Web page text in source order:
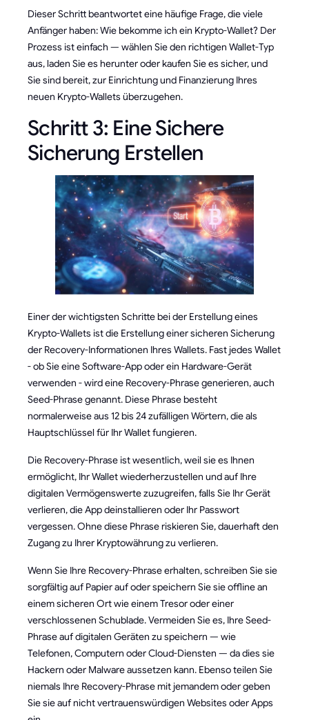
Dieser Schritt beantwortet eine häufige Frage, die viele
Anfänger haben: Wie bekomme ich ein Krypto-Wallet? Der
Prozess ist einfach — wählen Sie den richtigen Wallet-Typ
aus, laden Sie es herunter oder kaufen Sie es sicher, und
Sie sind bereit, zur Einrichtung und Finanzierung Ihres
neuen Krypto-Wallets überzugehen.
Schritt 3: Eine Sichere
Sicherung Erstellen
Einer der wichtigsten Schritte bei der Erstellung eines
Krypto-Wallets ist die Erstellung einer sicheren Sicherung
der Recovery-Informationen Ihres Wallets. Fast jedes Wallet
- ob Sie eine Software-App oder ein Hardware-Gerät
verwenden - wird eine Recovery-Phrase generieren, auch
Seed-Phrase genannt. Diese Phrase besteht
normalerweise aus 12 bis 24 zufälligen Wörtern, die als
Hauptschlüssel für Ihr Wallet fungieren.
Die Recovery-Phrase ist wesentlich, weil sie es Ihnen
ermöglicht, Ihr Wallet wiederherzustellen und auf Ihre
digitalen Vermögenswerte zuzugreifen, falls Sie Ihr Gerät
verlieren, die App deinstallieren oder Ihr Passwort
vergessen. Ohne diese Phrase riskieren Sie, dauerhaft den
Zugang zu Ihrer Kryptowährung zu verlieren.
Wenn Sie Ihre Recovery-Phrase erhalten, schreiben Sie sie
sorgfältig auf Papier auf oder speichern Sie sie offline an
einem sicheren Ort wie einem Tresor oder einer
verschlossenen Schublade. Vermeiden Sie es, Ihre Seed-
Phrase auf digitalen Geräten zu speichern — wie
Telefonen, Computern oder Cloud-Diensten — da dies sie
Hackern oder Malware aussetzen kann. Ebenso teilen Sie
niemals Ihre Recovery-Phrase mit jemandem oder geben
Sie sie auf nicht vertrauenswürdigen Websites oder Apps